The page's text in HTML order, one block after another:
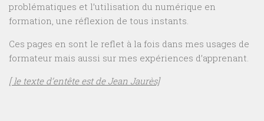
problématiques et l’utilisation du numérique en
formation, une réflexion de tous instants.
Ces pages en sont le reflet à la fois dans mes usages de
formateur mais aussi sur mes expériences d’apprenant.
[ le texte d’entête est de Jean Jaurès]